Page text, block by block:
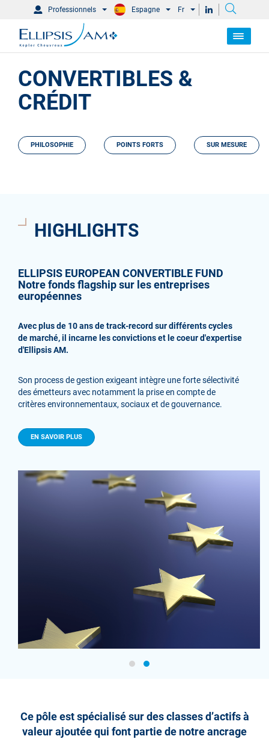
Professionnels Espagne Fr
CONVERTIBLES &
CRÉDIT
PHILOSOPHIE POINTS FORTS SUR MESURE
HIGHLIGHTS
ELLIPSIS EUROPEAN CONVERTIBLE FUND
Notre fonds flagship sur les entreprises
européennes
Avec plus de 10 ans de track-record sur différents cycles
de marché, il incarne les convictions et le coeur d'expertise
d'Ellipsis AM.
Son process de gestion exigeant intègre une forte sélectivité
des émetteurs avec notamment la prise en compte de
critères environnementaux, sociaux et de gouvernance.
EN SAVOIR PLUS
Ce pôle est spécialisé sur des classes d’actifs à
valeur ajoutée qui font partie de notre ancrage